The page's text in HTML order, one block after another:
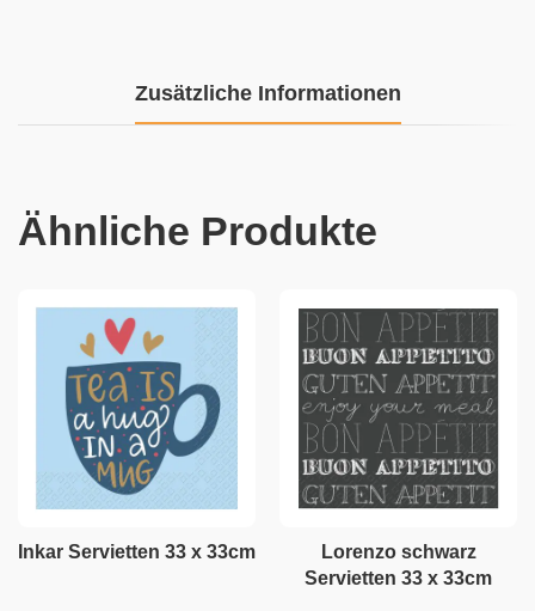
Zusätzliche Informationen
Ähnliche Produkte
Inkar Servietten 33 x 33cm
Lorenzo schwarz
Servietten 33 x 33cm